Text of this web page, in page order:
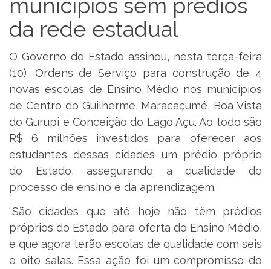
municípios sem prédios
da rede estadual
O Governo do Estado assinou, nesta terça-feira
(10), Ordens de Serviço para construção de 4
novas escolas de Ensino Médio nos municípios
de Centro do Guilherme, Maracaçumé, Boa Vista
do Gurupi e Conceição do Lago Açu. Ao todo são
R$ 6 milhões investidos para oferecer aos
estudantes dessas cidades um prédio próprio
do Estado, assegurando a qualidade do
processo de ensino e da aprendizagem.
“São cidades que até hoje não têm prédios
próprios do Estado para oferta do Ensino Médio,
e que agora terão escolas de qualidade com seis
e oito salas. Essa ação foi um compromisso do